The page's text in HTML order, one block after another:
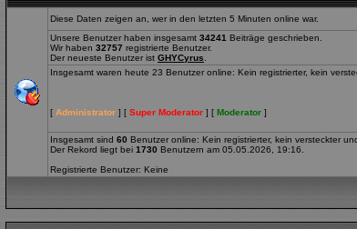
Diese Daten zeigen an, wer in den letzten 5 Minuten online war.
Unsere Benutzer haben insgesamt 34241 Beiträge geschrieben.
Wir haben 32757 registrierte Benutzer.
Der neueste Benutzer ist GHYCyrus
Insgesamt waren heute 23 Benutzer online: Kein registrierter, kein
[ Administrator ] [ Super Moderator ] [ Moderator ]
Insgesamt sind 60 Benutzer online: Kein registrierter, kein versteckter
Der Rekord liegt bei 1730 Benutzern am 05.05.2026, 19:16.
Registrierte Benutzer: Keine